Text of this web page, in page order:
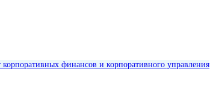
корпоративных финансов и корпоративного управления